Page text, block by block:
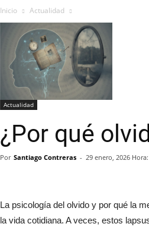
Inicio Actualidad
Actualidad
¿Por qué
Por Santiago Contreras - 29 enero, 2026
La psicología del olvido y por qué la
la vida cotidiana. A veces, estos